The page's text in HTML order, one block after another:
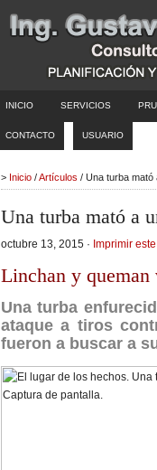
INICIO SERVICIOS
CONTACTO USUARIO
> Inicio /Artículos / Una turba mató
Una turba mató a
octubre 13, 2015 · Imprimir
Linchan y queman
Una turba
ataque a tiros
fueron a buscar a